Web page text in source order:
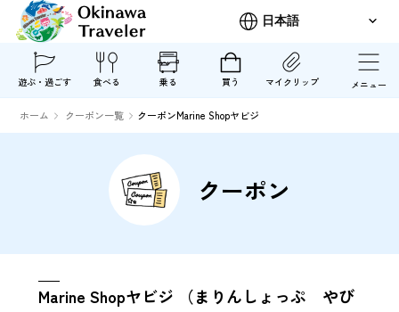
遊ぶ・過ごす 食べる 乗る 買う マイクリップ メニュー
ホーム クーポン一覧 クーポンMarine Shopヤビジ
クーポン
Marine Shopヤビジ （まりんしょっぷ やび